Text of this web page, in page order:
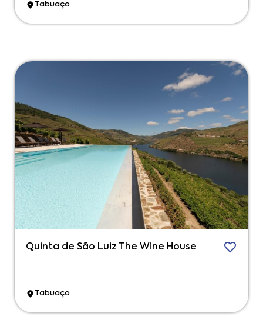
Tabuaço
Quinta de São Luiz The Wine House
Tabuaço